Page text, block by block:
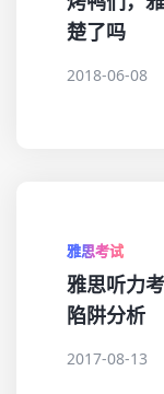
楚了吗
2018-06-08
雅思考试
雅思听力
陷阱分析
2017-08-13